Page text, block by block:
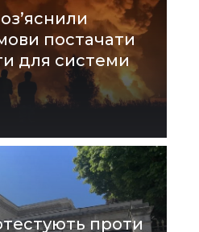
постачати
для системи
проти